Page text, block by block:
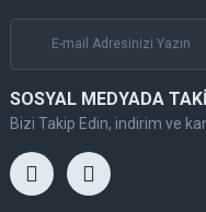
SOSYAL MEDYADA
Bizi Takip Edin, indirim ve